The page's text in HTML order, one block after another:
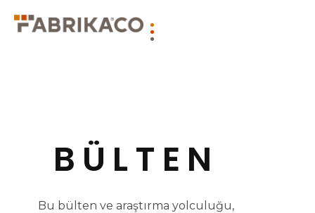
BÜLTEN
Bu bülten ve araştırma yolculuğu,